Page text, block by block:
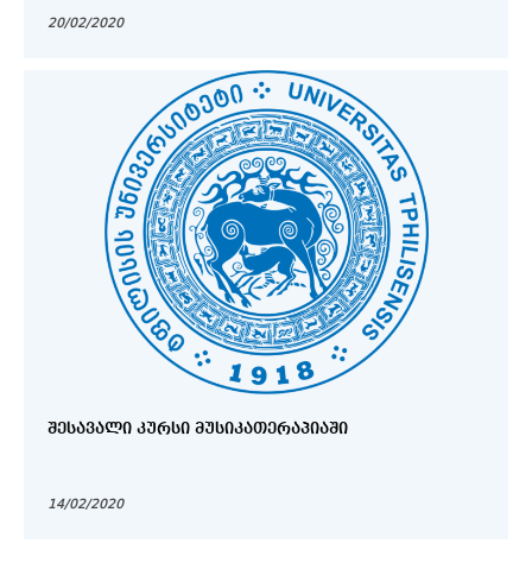
20/02/2020
ᲨᲔᲡᲐᲕᲐᲚᲘ ᲙᲣᲠᲡᲘ ᲛᲣᲡᲘᲙᲐᲗᲔᲠᲐᲞᲘᲐᲨᲘ
14/02/2020